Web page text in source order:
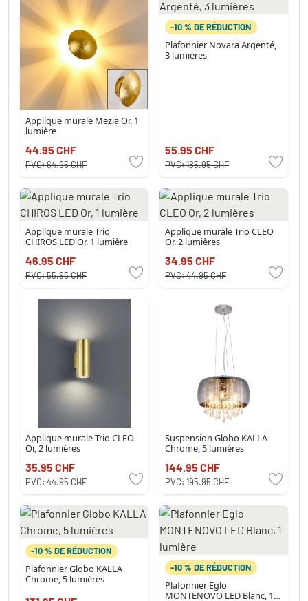
Applique murale Mezia Or, 1
lumière
44.95 CHF
PVC:64.95 CHF
-10 % DE RÉDUCTION
Plafonnier Novara Argenté,
3 lumières
55.95 CHF
PVC:185.95 CHF
Applique murale Trio
CHIROS LED Or, 1 lumière
46.95 CHF
PVC:55.95 CHF
Applique murale Trio CLEO
Or, 2 lumières
34.95 CHF
PVC:44.95 CHF
Applique murale Trio CLEO
Or, 2 lumières
35.95 CHF
PVC:44.95 CHF
Suspension Globo KALLA
Chrome, 5 lumières
144.95 CHF
PVC:195.95 CHF
-10 % DE RÉDUCTION
Plafonnier Globo KALLA
Chrome, 5 lumières
-10 % DE RÉDUCTION
Plafonnier Eglo
MONTENOVO LED Blanc, 1